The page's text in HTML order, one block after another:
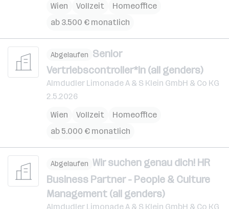
Wien
Vollzeit
Homeoffice
ab 3.500 € monatlich
Abgelaufen Senior
Vertriebscontroller*in (all genders)
Almdudler Limonade A & S Klein GmbH & Co KG
2.5.2026
Wien
Vollzeit
Homeoffice
ab 5.000 € monatlich
Abgelaufen Wir suchen genau dich! HR
Business Partner - People & Culture
Management (all genders)
Almdudler Limonade A & S Klein GmbH & Co KG